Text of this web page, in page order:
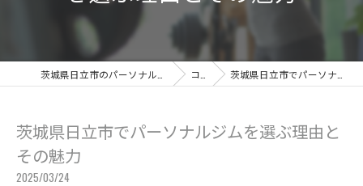
コラム 茨城県日立市でパーソナルジムを選ぶ理由とその魅力
茨城県日立市でパーソナルジムを選ぶ理由と
その魅力
2025/03/24